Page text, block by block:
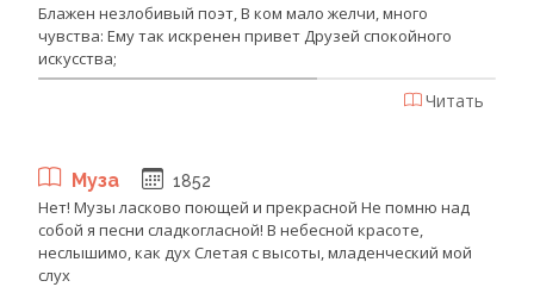
Блажен незлобивый поэт, В ком мало желчи, много
чувства: Ему так искренен привет Друзей спокойного
искусства;
Читать
Муза 1852
Нет! Музы ласково поющей и прекрасной Не помню над
собой я песни сладкогласной! В небесной красоте,
неслышимо, как дух Слетая с высоты, младенческий мой
слух